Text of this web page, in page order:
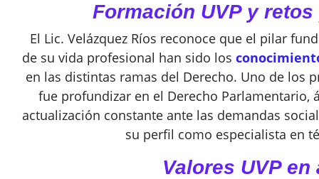
Formación UVP y
El Lic. Velázquez Ríos reconoce que el pilar
de su vida profesional han sido los
en las distintas ramas del Derecho. Uno de los
fue profundizar en el Derecho Parlamentario,
actualización constante ante las demandas
su perfil como especialista en
Valores UVP en